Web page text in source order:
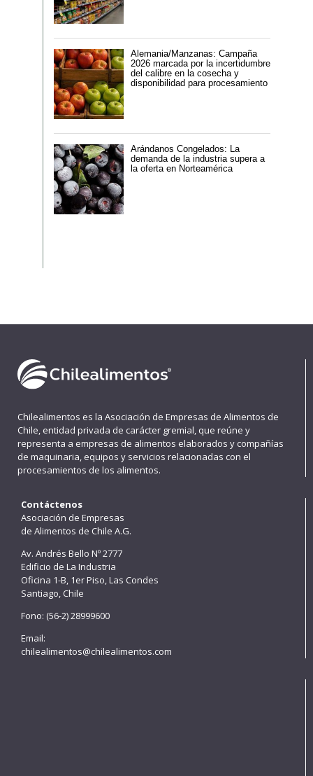
Alemania/Manzanas: Campaña
2026 marcada por la incertidumbre
del calibre en la cosecha y
disponibilidad para procesamiento
Arándanos Congelados: La
demanda de la industria supera a
la oferta en Norteamérica
Chilealimentos es la Asociación de Empresas de Alimentos de
Chile, entidad privada de carácter gremial, que reúne y
representa a empresas de alimentos elaborados y compañías
de maquinaria, equipos y servicios relacionadas con el
procesamientos de los alimentos.
Contáctenos
Asociación de Empresas
de Alimentos de Chile A.G.
Av. Andrés Bello Nº 2777
Edificio de La Industria
Oficina 1-B, 1er Piso, Las Condes
Santiago, Chile
Fono: (56-2) 28999600
Email:
chilealimentos@chilealimentos.com